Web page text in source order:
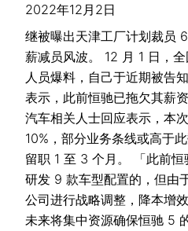
2022年12月2日
继被曝出天津工厂计划裁员
薪减员风波。 12 月 1 日，
人员爆料，自己于近期被告
表示，此前恒驰已拖欠其薪
汽车相关人士回应表示，本
10%，部分业务条线或高于
留职 1 至 3 个月。 「此前
研发 9 款车型配置的，但由
公司进行战略调整，降本增
未来将集中资源确保恒驰 5